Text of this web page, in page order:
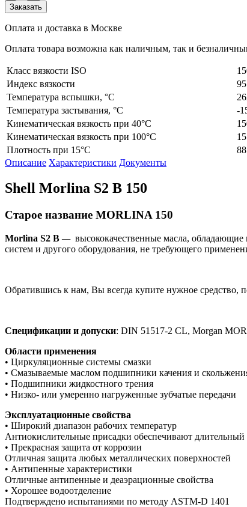
Заказать
Оплата и доставка в Москве
Оплата товара возможна как наличным, так и
Класс вязкости ISO
Индекс вязкости
95
Температура вспышки, °C
Температура застывания, °C
-
Кинематическая вязкость при 40°C
Кинематическая вязкость при 100°C
15
Плотность при 15°C
Описание Характеристики Документы
Shell Morlina S2 B 150
Старое название MORLINA 150
Morlina S2 B —высококачественные масла,
систем и другого оборудования, не требующего
Обратившись к нам, Вы всегда купите нужное средство,
Спецификации и допуски: DIN 51517-2 CL, Morgan
Области применения
• Циркуляционные системы смазки
• Смазываемые маслом подшипники качения и
• Подшипники жидкостного трения
• Низко- или умеренно нагруженные зубчатые передачи
Эксплуатационные свойства
• Широкий диапазон рабочих температур
Антиокислительные присадки обеспечивают
• Прекрасная защита от коррозии
Отличная защита любых металлических поверхностей
• Антипенные характеристики
Отличные антипенные и деаэрационные свойства
• Хорошее водоотделение
Подтверждено испытаниями по методу ASTM-D 1401